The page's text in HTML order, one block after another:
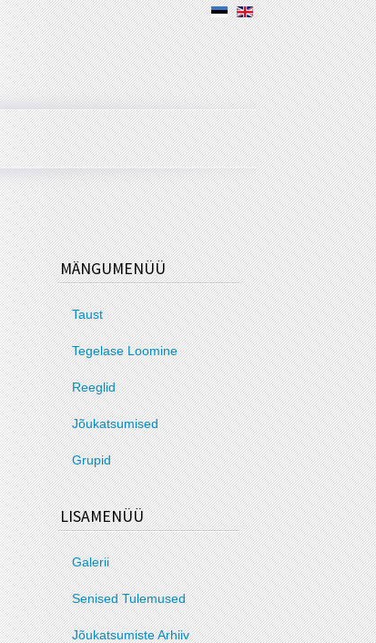
MÄNGUMENÜÜ
Taust
Tegelase Loomine
Reeglid
Jõukatsumised
Grupid
LISAMENÜÜ
Galerii
Senised Tulemused
Jõukatsumiste Arhiiv